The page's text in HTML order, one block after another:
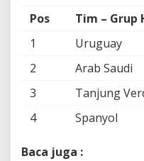
Pos Tim – Grup
1
Uruguay
2
Arab Saudi
3
Tanjung
4
Spanyol
Baca juga :